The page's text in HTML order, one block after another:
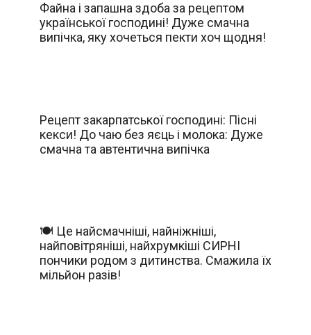
Файна і запашна здоба за рецептом
української господині! Дуже смачна
випічка, яку хочеться пекти хоч щодня!
Рецепт закарпатської господині: Пісні
кекси! До чаю без яєць і молока: Дуже
смачна та автентична випічка
🍽️ Це найсмачніші, найніжніші,
найповітряніші, найхрумкіші СИРНІ
пончики родом з дитинства. Смажила їх
мільйон разів!